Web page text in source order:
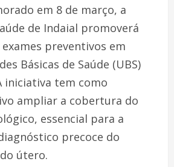
em 8 de março, a
de Indaial promoverá
preventivos em
Básicas de Saúde (UBS)
iniciativa tem como
ampliar a cobertura do
essencial para a
precoce do
útero.